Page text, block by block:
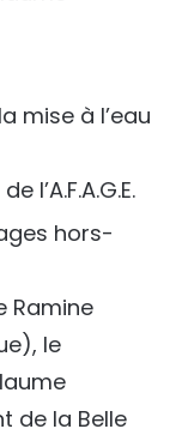
mise à l’eau
l’A.F.A.G.E.
hors-
Ramine
le
de la Belle